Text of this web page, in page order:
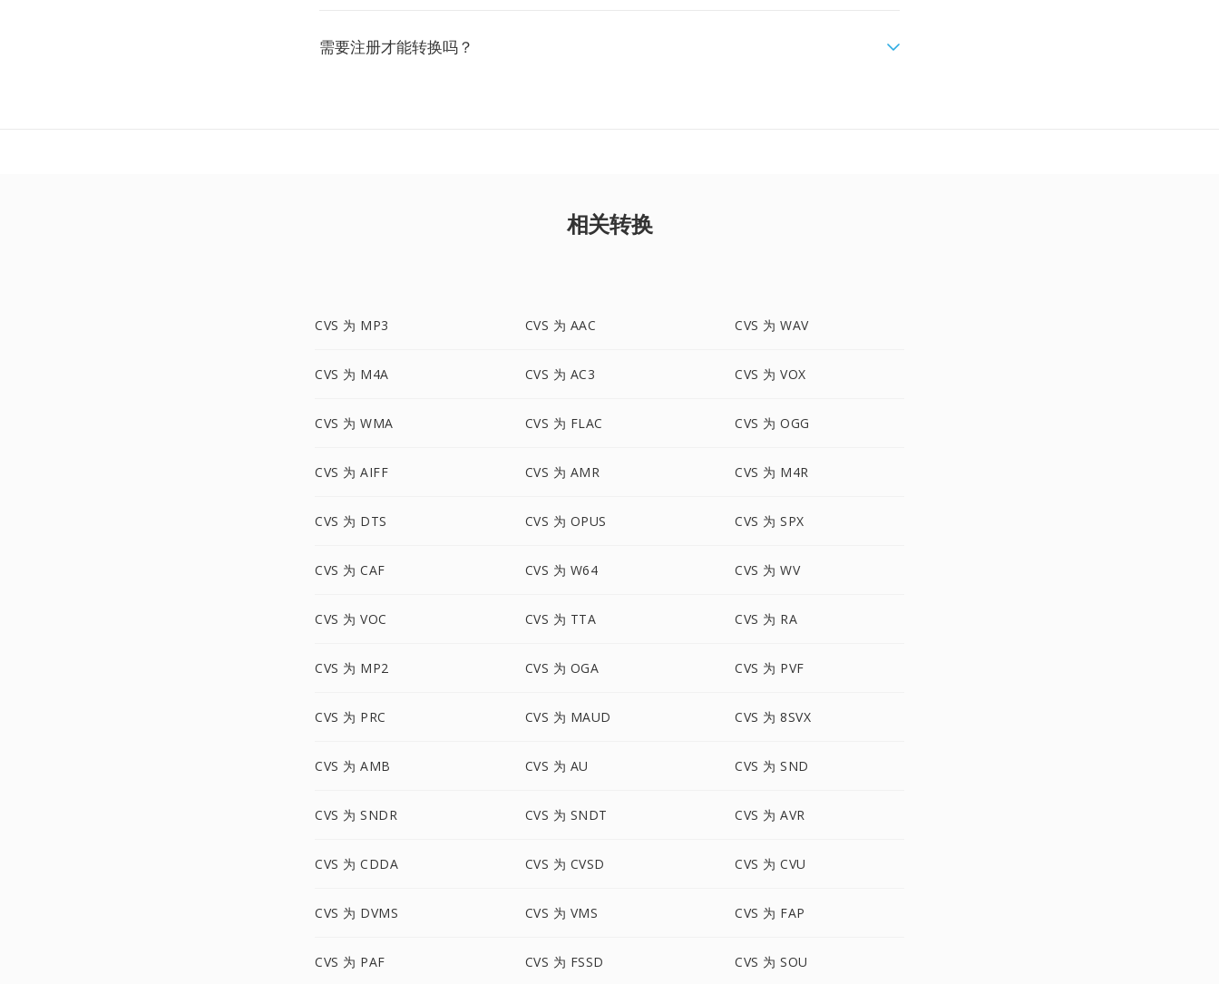
需要注册才能转换吗？
相关转换
CVS 为 MP3 CVS 为 AAC CVS 为 WAV
CVS 为 M4A CVS 为 AC3 CVS 为 VOX
CVS 为 WMA CVS 为 FLAC CVS 为 OGG
CVS 为 AIFF CVS 为 AMR CVS 为 M4R
CVS 为 DTS CVS 为 OPUS CVS 为 SPX
CVS 为 CAF CVS 为 W64 CVS 为 WV
CVS 为 VOC CVS 为 TTA CVS 为 RA
CVS 为 MP2 CVS 为 OGA CVS 为 PVF
CVS 为 PRC CVS 为 MAUD CVS 为 8SVX
CVS 为 AMB CVS 为 AU CVS 为 SND
CVS 为 SNDR CVS 为 SNDT CVS 为 AVR
CVS 为 CDDA CVS 为 CVSD CVS 为 CVU
CVS 为 DVMS CVS 为 VMS CVS 为 FAP
CVS 为 PAF CVS 为 FSSD CVS 为 SOU